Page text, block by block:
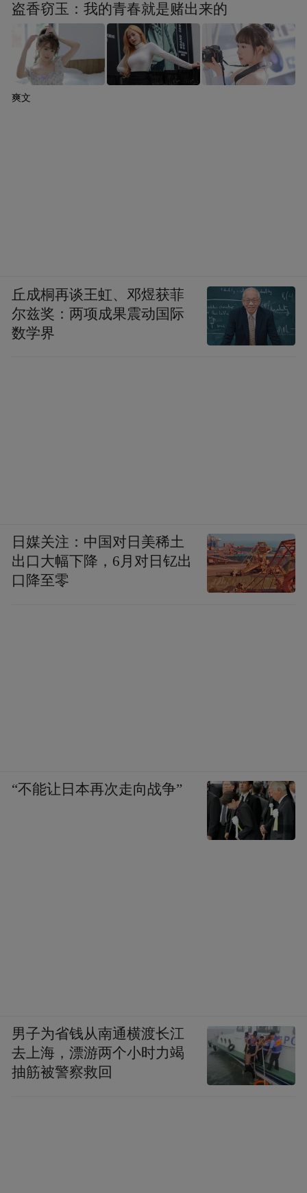
盗香窃玉：我的青春就是赌出来的
爽文
丘成桐再谈王虹、邓煜获菲
尔兹奖：两项成果震动国际
数学界
日媒关注：中国对日美稀土
出口大幅下降，6月对日钇出
口降至零
“不能让日本再次走向战争”
男子为省钱从南通横渡长江
去上海，漂游两个小时力竭
抽筋被警察救回